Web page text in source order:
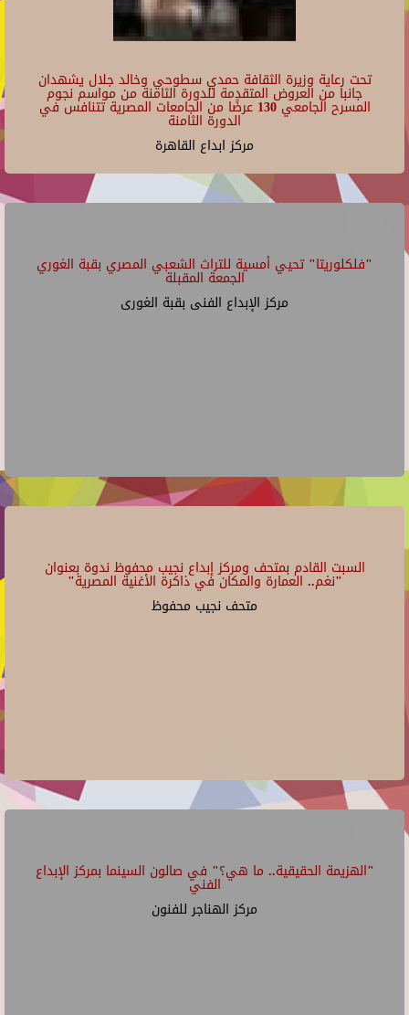
تحت رعاية وزيرة الثقافة حمدي سطوحي وخالد جلال يشهدان
جانبا من العروض المتقدمة للدورة الثامنة من مواسم نجوم
المسرح الجامعي 130 عرضًا من الجامعات المصرية تتنافس في
الدورة الثامنة
مركز ابداع القاهرة
"فلكلوريتا" تحيي أمسية للتراث الشعبي المصري بقبة الغوري
الجمعة المقبلة
مركز الإبداع الفنى بقبة الغورى
السبت القادم بمتحف ومركز إبداع نجيب محفوظ ندوة بعنوان
"نغم.. العمارة والمكان في ذاكرة الأغنية المصرية"
متحف نجيب محفوظ
"الهزيمة الحقيقية.. ما هي؟" في صالون السينما بمركز الإبداع
الفني
مركز الهناجر للفنون